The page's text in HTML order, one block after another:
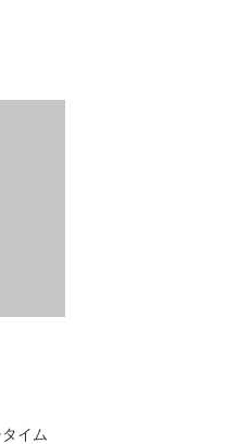
イム